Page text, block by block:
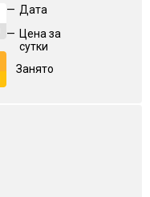
— Дата
— Цена за
сутки
Занято